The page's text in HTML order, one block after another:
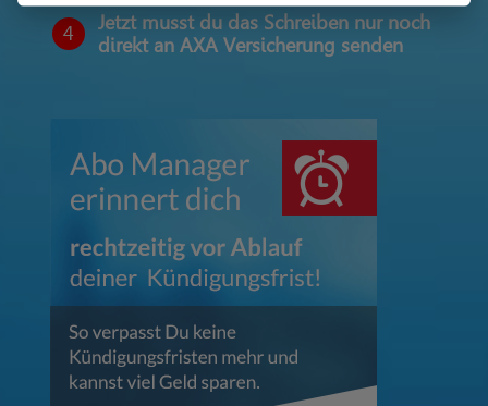
4
Jetzt musst du das Schreiben nur noch
direkt an AXA Versicherung senden